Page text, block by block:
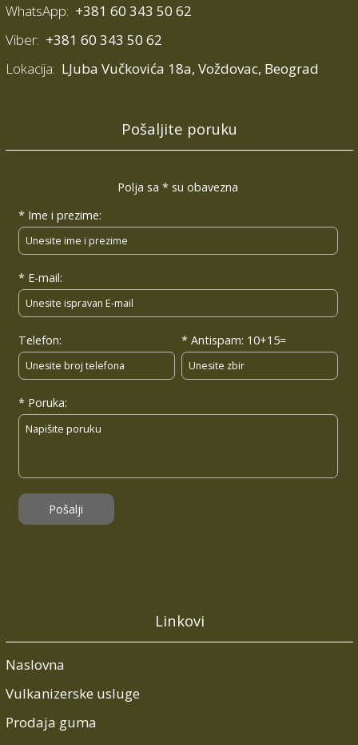
WhatsApp: +381 60 343 50 62
Viber: +381 60 343 50 62
Lokacija: LJuba Vučkovića 18a, Voždovac, Beograd
Pošaljite poruku
Linkovi
Naslovna
Vulkanizerske usluge
Prodaja guma